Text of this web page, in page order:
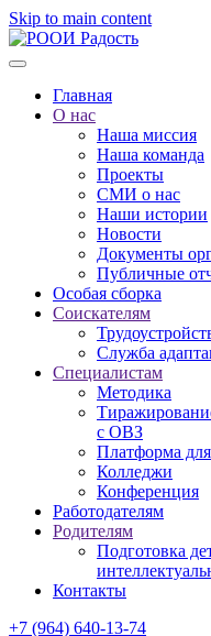
Skip to main content
Главная
О нас
Наша миссия
Наша команда
Проекты
СМИ о нас
Наши истории
Новости
Документы
Публичные
Особая сборка
Соискателям
Служба
Специалистам
Методика
с ОВЗ
Платформа
Колледжи
Конференция
Работодателям
Родителям
Подготовка
Контакты
+7 (964) 640-13-74